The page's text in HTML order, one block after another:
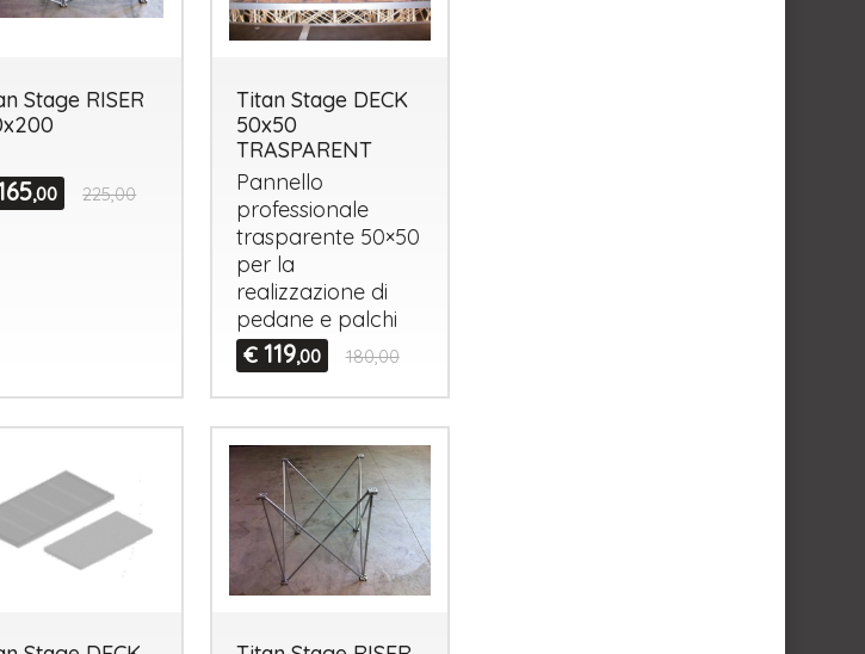
Stage RISER
,00 225,00
Titan Stage DECK
50x50
TRASPARENT
Pannello
professionale
trasparente 50×50
per la
realizzazione di
pedane e palchi
€ 119,00 180,00